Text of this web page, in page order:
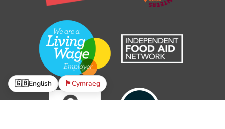
🇬🇧English 🏴󠁧󠁢󠁷󠁬󠁳󠁿Cymraeg